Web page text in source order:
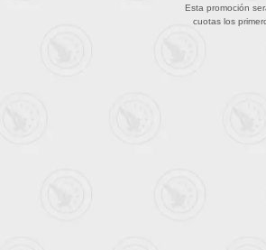
Esta promoción
cuotas los